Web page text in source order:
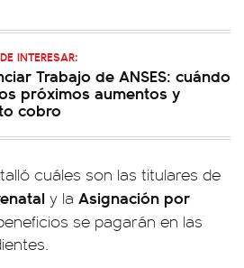
INTERESAR:
Trabajo de ANSES: cuándo
próximos aumentos y
cobro
cuáles son las titulares de
y la Asignación por
se pagarán en las